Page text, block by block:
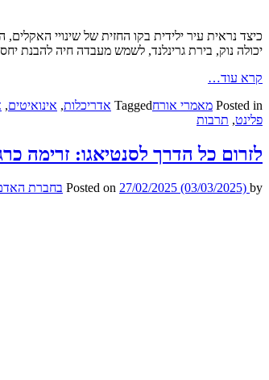
כיצד נראית עיר ילידית בקו החזית של שינויי האקלים,
יכולה נוק, בירת גרינלנד, לשמש מעבדה חיה להבנת
קרא עוד…
Posted in מאמרי אורחTagged אדריכלות, אינואיטים,
פלינט, תרבות
לזרום כל הדרך לסנטיאגו: זרימה
Posted on 27/02/2025 (03/03/2025) by בחברת